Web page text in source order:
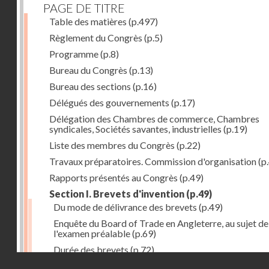
PAGE DE TITRE
Table des matières (p.497)
Règlement du Congrès (p.5)
Programme(p.8)
Bureau du Congrès (p.13)
Bureau des sections (p.16)
Délégués des gouvernements (p.17)
Délégation des Chambres de commerce, Chambres
syndicales, Sociétés savantes, industrielles (p.19)
Liste des membres du Congrès (p.22)
Travaux préparatoires. Commission d'organisation
Rapports présentés au Congrès (p.49)
Section I. Brevets d'invention (p.49)
Du mode de délivrance des brevets (p.49)
Enquête du Board of Trade en Angleterre, au sujet de
l'examen préalable(p.69)
Durée des brevets (p.72)